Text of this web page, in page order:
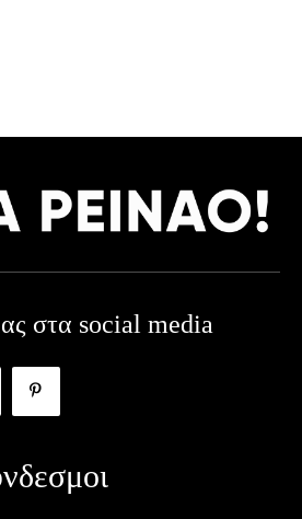
στα social media